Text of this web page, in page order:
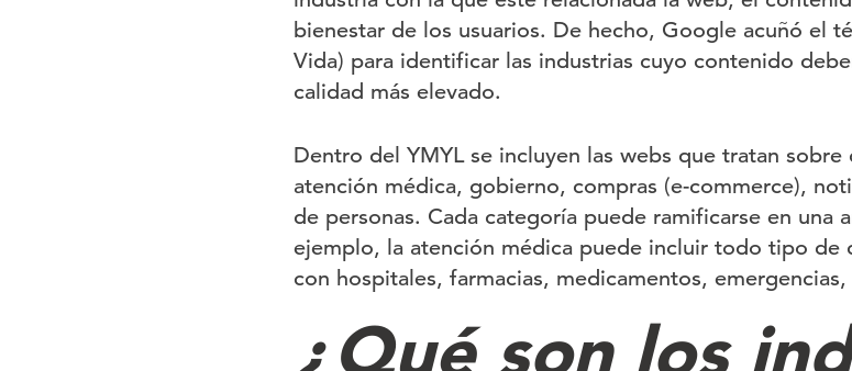
bienestar de los usuarios. De hecho, Google acuñó el
Vida) para identificar las industrias cuyo contenido
calidad más elevado.
Dentro del YMYL se incluyen las webs que tratan sobre
atención médica, gobierno, compras (e-commerce),
de personas. Cada categoría puede ramificarse en una
ejemplo, la atención médica puede incluir todo tipo de
con hospitales, farmacias, medicamentos, emergencias,
¿Qué son los